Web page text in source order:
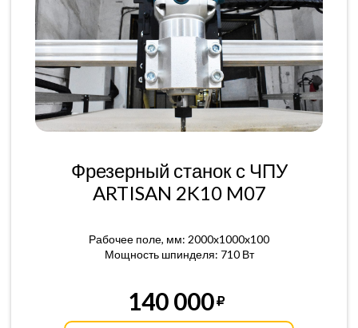
Фрезерный станок с ЧПУ
ARTISAN 2K10 M07
Рабочее поле, мм: 2000x1000x100
Мощность шпинделя: 710 Вт
140 000